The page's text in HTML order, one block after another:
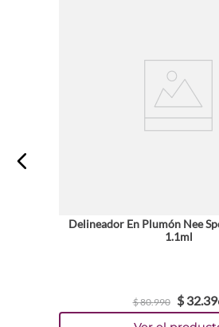
Delineador En Plumón Nee
1.1ml
$80.990 $ 32.